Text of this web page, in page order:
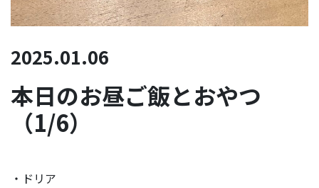
2025.01.06
本日のお昼ご飯とおやつ
（1/6）
・ドリア